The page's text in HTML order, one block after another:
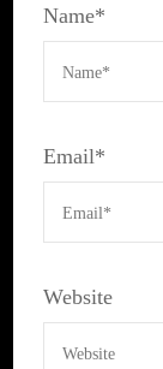
Name*
Email*
Website